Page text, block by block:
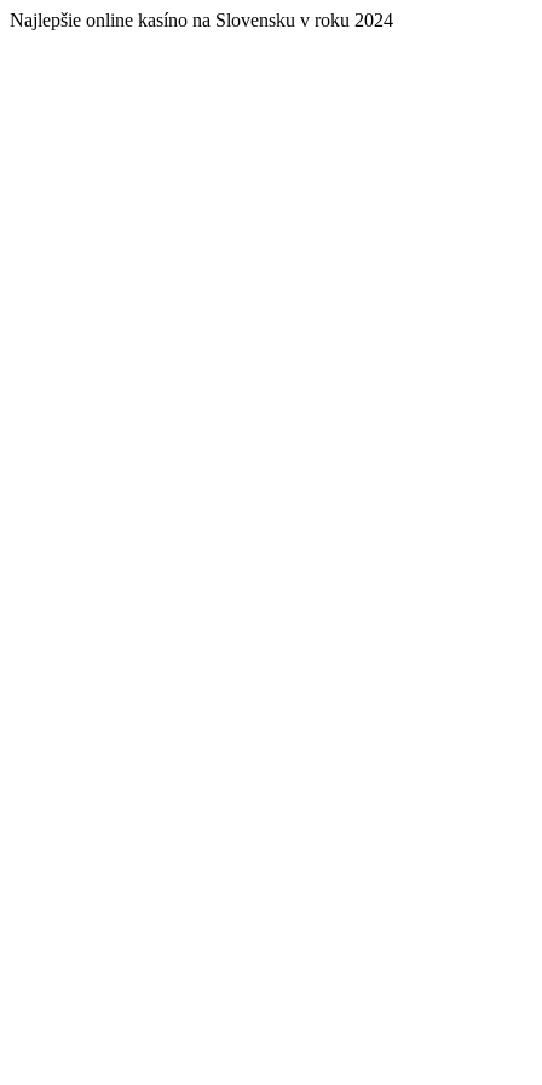
Najlepšie online kasíno na Slovensku v roku 2024